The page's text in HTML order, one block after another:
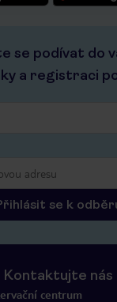
se podívat do
a registraci
se k
Kontaktujte nás
centrum